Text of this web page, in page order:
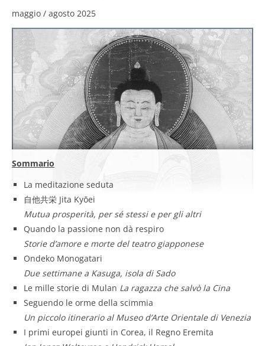
maggio / agosto 2025
Sommario
La meditazione seduta
自他共栄 Jita Kyōei
Mutua prosperità, per sé stessi e per gli altri
Quando la passione non dà respiro
Storie d’amore e morte del teatro giapponese
Ondeko Monogatari
Due settimane a Kasuga, isola di Sado
Le mille storie di Mulan La ragazza che salvò la Cina
Seguendo le orme della scimmia
Un piccolo itinerario al Museo d’Arte Orientale di Venezia
I primi europei giunti in Corea, il Regno Eremita